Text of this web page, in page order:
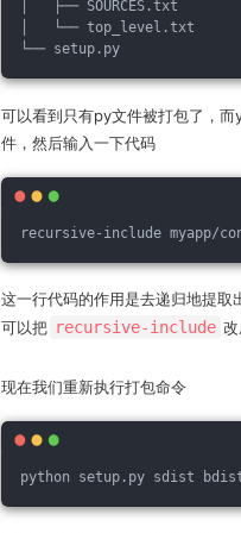
│   ├── SOURCES.txt
│   └── top_level.txt
└── setup.py
可以看到只有py文件被打包了，
件，然后输入一下代码
recursive-include myapp/
这一行代码的作用是去递归地提取
可以把 recursive-include
现在我们重新执行打包命令
python setup.py sdist